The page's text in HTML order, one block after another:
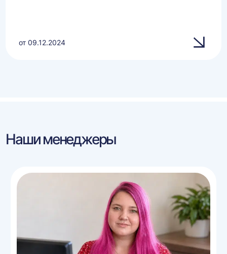
от 09.12.2024
Наши менеджеры